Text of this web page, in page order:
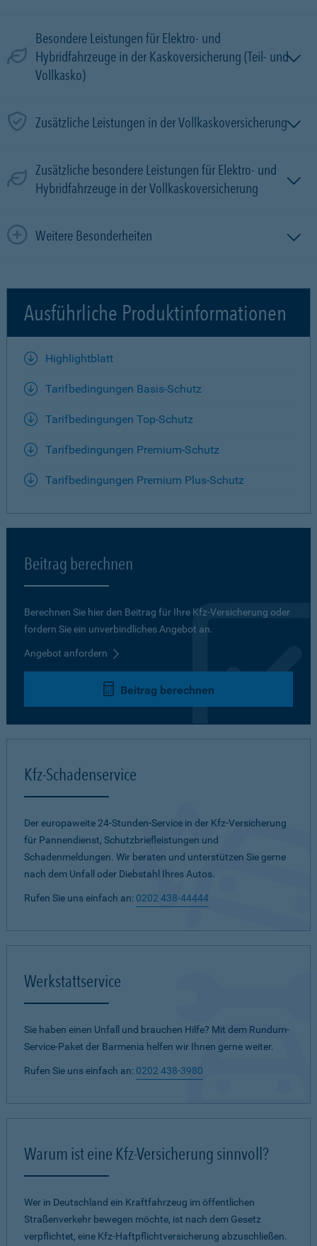
Besondere Leistungen für Elektro- und
Hybridfahrzeuge in der Kaskoversicherung (Teil- und
Vollkasko)
Zusätzliche Leistungen in der Vollkaskoversicherung
Zusätzliche besondere Leistungen für Elektro- und
Hybridfahrzeuge in der Vollkaskoversicherung
Weitere Besonderheiten
Ausführliche Produktinformationen
Highlightblatt
Tarifbedingungen Basis-Schutz
Tarifbedingungen Top-Schutz
Tarifbedingungen Premium-Schutz
Tarifbedingungen Premium Plus-Schutz
Beitrag berechnen
Berechnen Sie hier den Beitrag für Ihre Kfz-Versicherung oder
fordern Sie ein unverbindliches Angebot an.
Angebot anfordern
Beitrag berechnen
Kfz-Schadenservice
Der europaweite 24-Stunden-Service in der Kfz-Versicherung
für Pannendienst, Schutzbriefleistungen und
Schadenmeldungen. Wir beraten und unterstützen Sie gerne
nach dem Unfall oder Diebstahl Ihres Autos.
Rufen Sie uns einfach an: 0202 438-44444
Werkstattservice
Sie haben einen Unfall und brauchen Hilfe? Mit dem Rundum-
Service-Paket der Barmenia helfen wir Ihnen gerne weiter.
Rufen Sie uns einfach an: 0202 438-3980
Warum ist eine Kfz-Versicherung sinnvoll?
Wer in Deutschland ein Kraftfahrzeug im öffentlichen
Straßenverkehr bewegen möchte, ist nach dem Gesetz
verpflichtet, eine Kfz-Haftpflichtversicherung abzuschließen.